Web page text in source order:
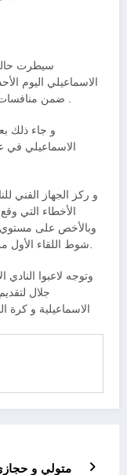
سيطرت
الاسماعيلي اليوم
ضمن منافسات الأسبوع السابع و العشرون من الدوري العام .
و جاء ذلك
الاسماعيلي في
و ركز الجهاز الفني
الأخطاء التي
وبالأخص على
شوط اللقاء الأول من أجل الوصول لشباك حارس مرمى الضيوف.
وتوجه لاعبوا النادي
جلال
الاسماعيلية و كرة
متولي و